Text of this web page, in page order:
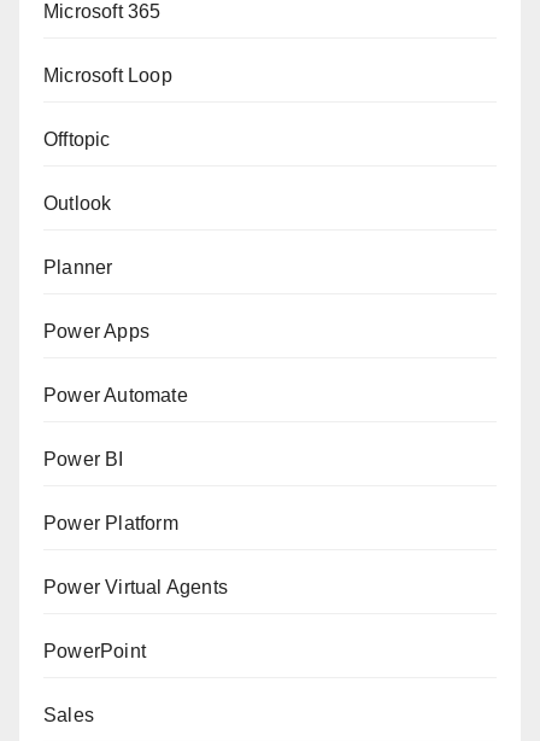
Microsoft 365
Microsoft Loop
Offtopic
Outlook
Planner
Power Apps
Power Automate
Power BI
Power Platform
Power Virtual Agents
PowerPoint
Sales